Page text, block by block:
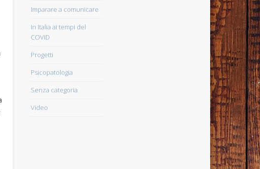
Imparare a comunicare
In Italia ai tempi del
COVID
Progetti
Psicopatologia
Senza categoria
Video